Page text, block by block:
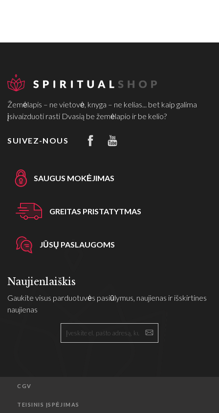
Žemėlapis – ne vietovė, knyga – ne kelias... bet kaip galima
įsivaizduoti rasti Dvasią be žemėlapio ir be kelio?
SUIVEZ-NOUS
SAUGUS MOKĖJIMAS
GREITAS PRISTATYTMAS
JŪSŲ PASLAUGOMS
Naujienlaiškis
Gaukite visus parduotuvės pasiūlymus, naujienas ir išskirtines
naujienas
CGV
TEISINIS ĮSPĖJIMAS